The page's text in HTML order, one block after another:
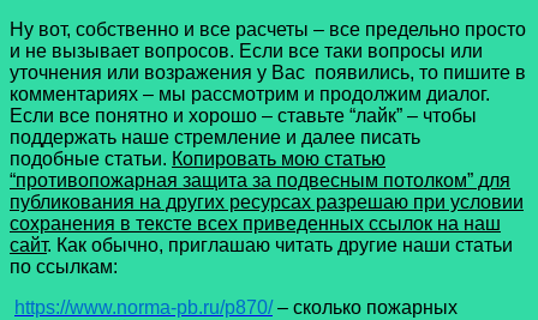
Ну вот, собственно и все расчеты – все предельно просто
и не вызывает вопросов. Если все таки вопросы или
уточнения или возражения у Вас появились, то пишите в
комментариях – мы рассмотрим и продолжим диалог.
Если все понятно и хорошо – ставьте “лайк” – чтобы
поддержать наше стремление и далее писать
подобные статьи. Копировать мою статью
“противопожарная защита за подвесным потолком” для
публикования на других ресурсах разрешаю при условии
сохранения в тексте всех приведенных ссылок на наш
сайт. Как обычно, приглашаю читать другие наши статьи
по ссылкам:
https://www.norma-pb.ru/p870/– сколько пожарных